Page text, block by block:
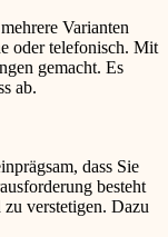
Varianten
oder telefonisch. Mit
gemacht. Es
ab.
dass Sie
besteht
zu verstetigen. Dazu